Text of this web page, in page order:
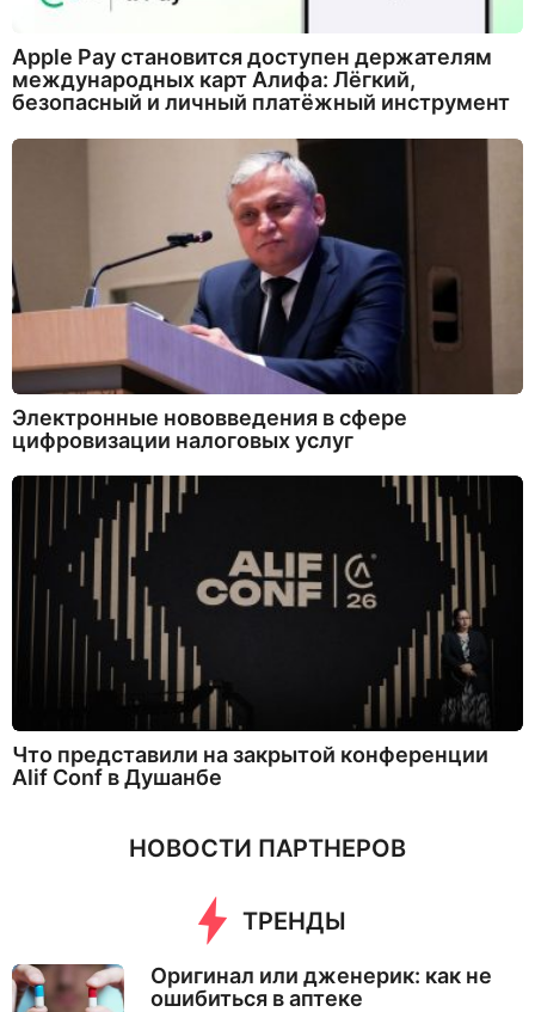
Apple Pay становится доступен держателям
международных карт Алифа: Лёгкий,
безопасный и личный платёжный инструмент
Электронные нововведения в сфере
цифровизации налоговых услуг
Что представили на закрытой конференции
Alif Conf в Душанбе
НОВОСТИ ПАРТНЕРОВ
ТРЕНДЫ
Оригинал или дженерик: как не
ошибиться в аптеке